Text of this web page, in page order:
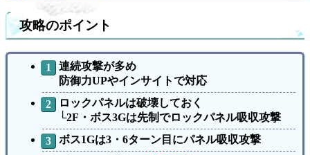
攻略のポイント
連続攻撃が多め
防御力UPやインサイトで対応
ロックパネルは破壊しておく
└2F・ボス3Gは先制でロックパネル吸収攻撃
ボス1Gは3・6ターン目にパネル吸収攻撃